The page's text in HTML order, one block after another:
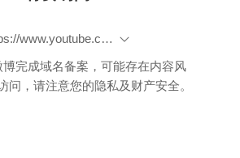
https://www.youtube.com/watch?v=JHkUpBHFu1w&index=6&list=PL_P0uCtIMKtnZHOi7wTq0sDzf2Me2zsJD
完成域名备案，可能存在内容风
问，请注意您的隐私及财产安全。